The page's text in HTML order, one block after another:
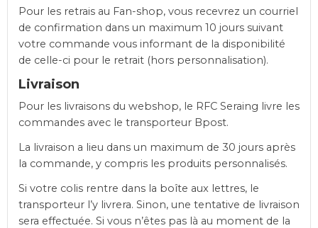
Pour les retrais au Fan-shop, vous recevrez un courriel
de confirmation dans un maximum 10 jours suivant
votre commande vous informant de la disponibilité
de celle-ci pour le retrait (hors personnalisation).
Livraison
Pour les livraisons du webshop, le RFC Seraing livre les
commandes avec le transporteur Bpost.
La livraison a lieu dans un maximum de 30 jours après
la commande, y compris les produits personnalisés.
Si votre colis rentre dans la boîte aux lettres, le
transporteur l’y livrera. Sinon, une tentative de livraison
sera effectuée. Si vous n’êtes pas là au moment de la